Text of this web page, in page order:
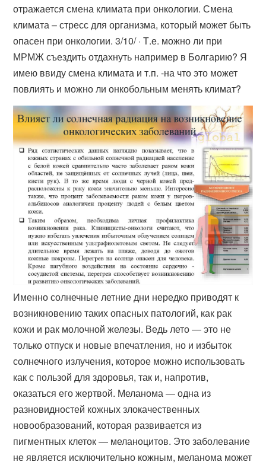
отражается смена климата при онкологии. Смена
климата – стресс для организма, который может быть
опасен при онкологии. 3/10/ · Т.е. можно ли при
МРМЖ съездить отдахнуть например в Болгарию? Я
имею ввиду смена климата и т.п. -на что это может
повлиять и можно ли онкобольным менять климат?
Именно солнечные летние дни нередко приводят к
возникновению таких опасных патологий, как рак
кожи и рак молочной железы. Ведь лето — это не
только отпуск и новые впечатления, но и избыток
солнечного излучения, которое можно использовать
как с пользой для здоровья, так и, напротив,
оказаться его жертвой. Меланома — одна из
разновидностей кожных злокачественных
новообразований, которая развивается из
пигментных клеток — меланоцитов. Это заболевание
не является исключительно кожным, меланома может